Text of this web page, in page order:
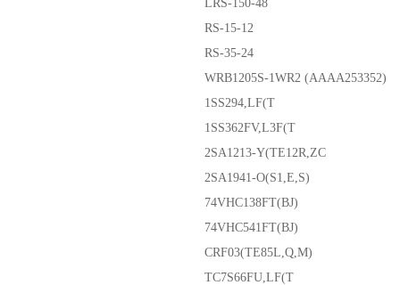
LRS-150-48
RS-15-12
RS-35-24
WRB1205S-1WR2 (AAAA253352)
1SS294,LF(T
1SS362FV,L3F(T
2SA1213-Y(TE12R,ZC
2SA1941-O(S1,E,S)
74VHC138FT(BJ)
74VHC541FT(BJ)
CRF03(TE85L,Q,M)
TC7S66FU,LF(T